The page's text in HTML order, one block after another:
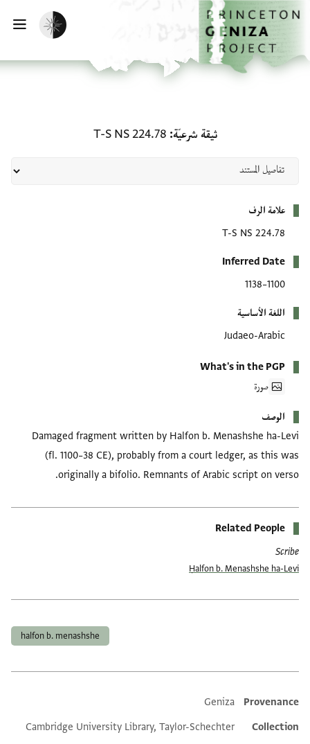
إلى المحتوى الرئيسي
الرئيسية
تفعيل الوضع المظلم
ثيقة شرعيّة T-S NS 224.78
علامة الرف
T-S NS 224.78
Inferred Date
1100–1138
اللغة الأساسية
Judaeo-Arabic
What's in the PGP
صورة
الوصف
Damaged fragment written by Halfon b. Menashshe ha-Levi
(fl. 1100–38 CE), probably from a court ledger, as this was
originally a bifolio. Remnants of Arabic script on verso.
Related People
Scribe
Ḥalfon b. Menashshe ha-Levi
halfon b. menashshe
Additional metadata
Provenance
Geniza
Collection
Cambridge University Library, Taylor-Schechter